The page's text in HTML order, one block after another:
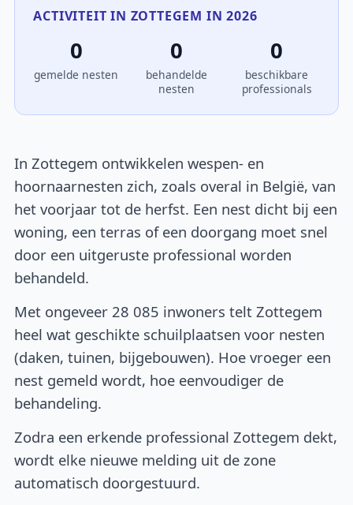
ACTIVITEIT IN ZOTTEGEM IN 2026
0
gemelde nesten
0
behandelde
nesten
0
beschikbare
professionals
In Zottegem ontwikkelen wespen- en
hoornaarnesten zich, zoals overal in België, van
het voorjaar tot de herfst. Een nest dicht bij een
woning, een terras of een doorgang moet snel
door een uitgeruste professional worden
behandeld.
Met ongeveer 28 085 inwoners telt Zottegem
heel wat geschikte schuilplaatsen voor nesten
(daken, tuinen, bijgebouwen). Hoe vroeger een
nest gemeld wordt, hoe eenvoudiger de
behandeling.
Zodra een erkende professional Zottegem dekt,
wordt elke nieuwe melding uit de zone
automatisch doorgestuurd.